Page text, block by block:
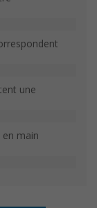
une
en main